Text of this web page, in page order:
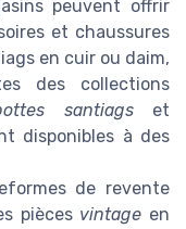
peuvent offrir
et chaussures
en cuir ou daim,
des collections
santiagset
disponibles à des
de revente
pièces vintage en